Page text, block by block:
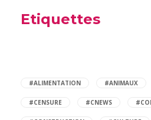
Etiquettes
#ALIMENTATION #ANIMAUX
#CENSURE #CNEWS